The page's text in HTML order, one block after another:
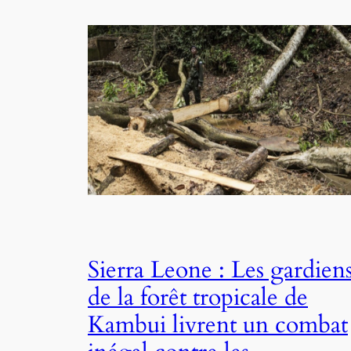
Sierra Leone : Les
de la forêt tropicale de
Kambui livrent un combat